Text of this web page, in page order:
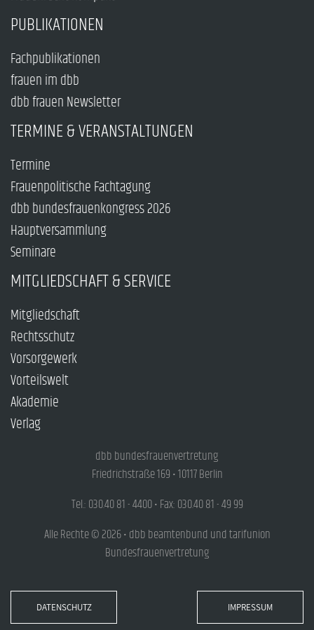
PUBLIKATIONEN
Fachpublikationen
frauen im dbb
dbb frauen Newsletter
TERMINE & VERANSTALTUNGEN
Termine
Frauenpolitische Fachtagung
dbb bundesfrauenkongress 2026
Hauptversammlung
Seminare
MITGLIEDSCHAFT & SERVICE
Mitgliedschaft
Rechtsschutz
Vorsorgewerk
Vorteilswelt
Akademie
Verlag
dbb bundesfrauenvertretung
Friedrichstraße 169 • 10117 Berlin
Tel.: 030.40 81 - 4400 • Fax: 030.40 81 - 49 99
Alle Rechte © 2026 • dbb beamtenbund und tarifunion
Bundesfrauenvertretung
DATENSCHUTZ IMPRESSUM